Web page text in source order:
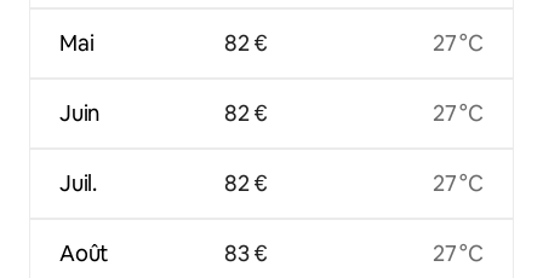
Mai
Juin
Juil.
Août
82 €
82 €
82 €
83 €
27 °C
27 °C
27 °C
27 °C